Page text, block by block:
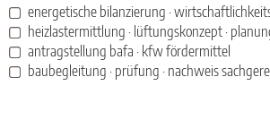
energetische bilanzierung ·
heizlastermittlung · lüftungskonzept ·
antragstellung bafa · kfw fördermittel
baubegleitung · prüfung · nachweis